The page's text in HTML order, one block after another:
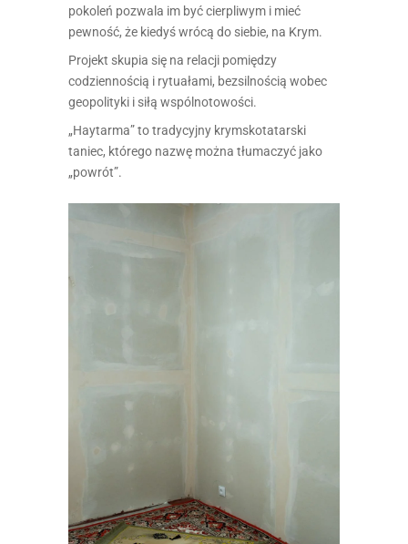
pokoleń pozwala im być cierpliwym i mieć
pewność, że kiedyś wrócą do siebie, na Krym.
Projekt skupia się na relacji pomiędzy
codziennością i rytuałami, bezsilnością wobec
geopolityki i siłą wspólnotowości.
„Haytarma” to tradycyjny krymskotatarski
taniec, którego nazwę można tłumaczyć jako
„powrót”.